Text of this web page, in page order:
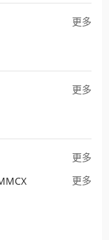
更多
更多
更多
更多